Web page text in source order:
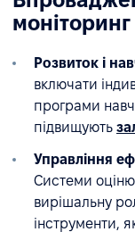
Розвиток і
включати
програми
підвищують
Управління
Системи
вирішальну
інструменти,